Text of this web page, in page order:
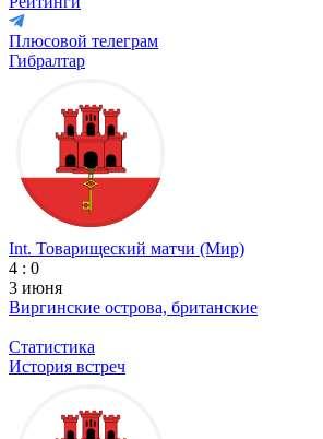
Плюсовой телеграм
Гибралтар
Int. Товарищеский матчи (Мир)
4 : 0
3 июня
Виргинские острова, британские
Статистика
История встреч